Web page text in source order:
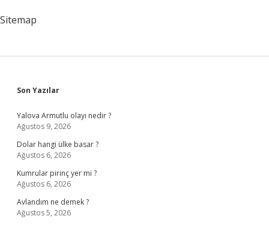
Sitemap
Sidebar
Son Yazılar
Yalova Armutlu olayı nedir ?
Ağustos 9, 2026
Dolar hangi ülke basar ?
Ağustos 6, 2026
Kumrular pirinç yer mi ?
Ağustos 6, 2026
Avlandım ne demek ?
Ağustos 5, 2026